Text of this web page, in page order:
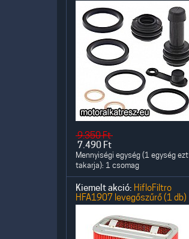
9.350Ft
7.490 Ft
Mennyiségi egység (1 egység ezt
takarja): 1 csomag
Kiemelt akció: HifloFiltro
HFA1907 levegőszűrő (1 db)